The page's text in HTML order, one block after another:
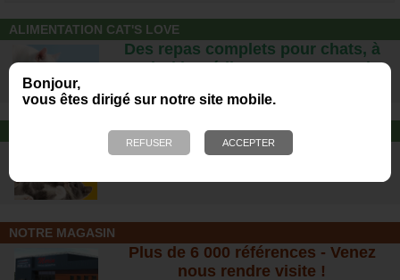
Bonjour,
vous êtes dirigé sur notre site mobile.
ALIMENTATION CAT'S LOVE
Des repas complets pour chats, à
partir d’ingrédients 100% naturels.
JOUET POUR CHAT
Offrez-lui un jouet pour des heures
NOTRE MAGASIN
Plus de 6 000 références - Venez
nous rendre visite !